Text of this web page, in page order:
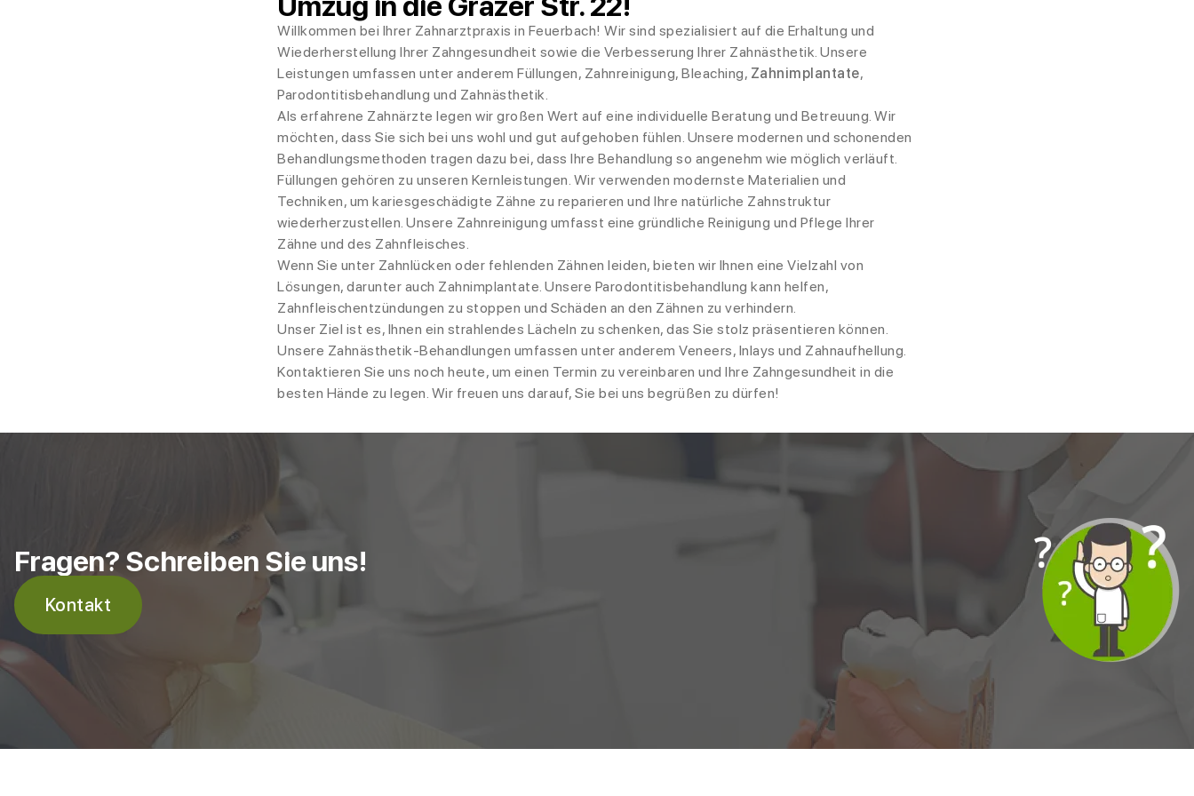
Willkommen bei Ihrer Zahnarztpraxis in Feuerbach! Wir sind spezialisiert auf die Erhaltung und
Wiederherstellung Ihrer Zahngesundheit sowie die Verbesserung Ihrer Zahnästhetik. Unsere
Leistungen umfassen unter anderem Füllungen, Zahnreinigung, Bleaching, Zahnimplantate,
Parodontitisbehandlung und Zahnästhetik.
Als erfahrene Zahnärzte legen wir großen Wert auf eine individuelle Beratung und Betreuung. Wir
möchten, dass Sie sich bei uns wohl und gut aufgehoben fühlen. Unsere modernen und schonenden
Behandlungsmethoden tragen dazu bei, dass Ihre Behandlung so angenehm wie möglich verläuft.
Füllungen gehören zu unseren Kernleistungen. Wir verwenden modernste Materialien und
Techniken, um kariesgeschädigte Zähne zu reparieren und Ihre natürliche Zahnstruktur
wiederherzustellen. Unsere Zahnreinigung umfasst eine gründliche Reinigung und Pflege Ihrer
Zähne und des Zahnfleisches.
Wenn Sie unter Zahnlücken oder fehlenden Zähnen leiden, bieten wir Ihnen eine Vielzahl von
Lösungen, darunter auch Zahnimplantate. Unsere Parodontitisbehandlung kann helfen,
Zahnfleischentzündungen zu stoppen und Schäden an den Zähnen zu verhindern.
Unser Ziel ist es, Ihnen ein strahlendes Lächeln zu schenken, das Sie stolz präsentieren können.
Unsere Zahnästhetik-Behandlungen umfassen unter anderem Veneers, Inlays und Zahnaufhellung.
Kontaktieren Sie uns noch heute, um einen Termin zu vereinbaren und Ihre Zahngesundheit in die
besten Hände zu legen. Wir freuen uns darauf, Sie bei uns begrüßen zu dürfen!
Fragen? Schreiben Sie uns!
Kontakt